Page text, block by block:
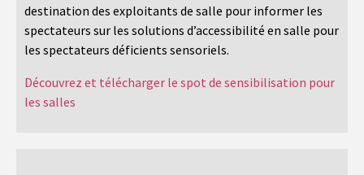
destination des exploitants de salle pour informer les
spectateurs sur les solutions d’accessibilité en salle pour
les spectateurs déficients sensoriels.
Découvrez et télécharger le spot de sensibilisation pour
les salles